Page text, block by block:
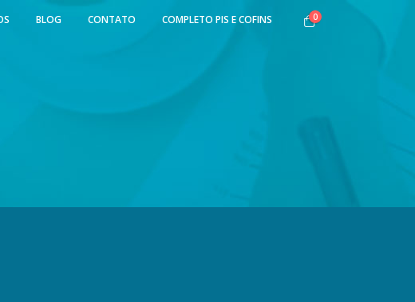
BLOG CONTATO COMPLETO PIS E COFINS 0